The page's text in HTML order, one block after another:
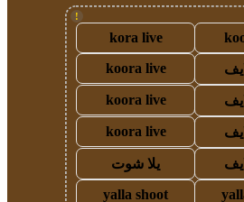
!
kora live
koora live
koora live
koora live
يلا شوت
yalla shoot